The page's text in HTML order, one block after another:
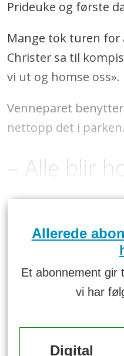
Prideuke og første
Mange tok turen for
Christer sa til
vi ut og homse oss».
Venneparet
nettopp det i parken.
– Alle blir
Allerede
Et abonnement gir
vi har
Digital